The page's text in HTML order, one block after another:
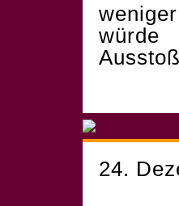
würde
24.